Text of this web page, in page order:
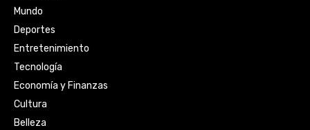
Mundo
Deportes
Entretenimiento
Tecnología
Economía y Finanzas
Cultura
Belleza